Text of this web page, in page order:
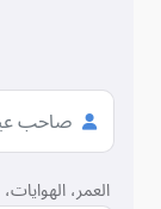
العمر،